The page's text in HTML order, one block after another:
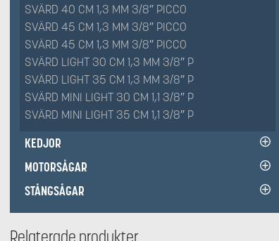
SVÄRD 40 CM 1,3 MM 3/8″ PICCO
SVÄRD 45 CM 1,3 MM 3/8″ PICCO
SVÄRD 45 CM 1,3 MM 3/8″ PICCO
SVÄRD LIGHT 30 CM 1,3 MM 3/8″ P
SVÄRD LIGHT 35 CM 1,3 MM 3/8″ P
SVÄRD MINI LIGHT 30 CM 1,1 3/8″ P
SVÄRD MINI LIGHT 35 CM 1,1 3/8″ P
KEDJOR
MOTORSÅGAR
STÅNGSÅGAR